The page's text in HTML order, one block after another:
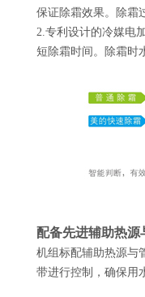
保证除霜效果。除霜
2.专利设计的冷媒电
短除霜时间。除霜时
配备先进辅助热
机组标配辅助热源与
带进行控制，确保用